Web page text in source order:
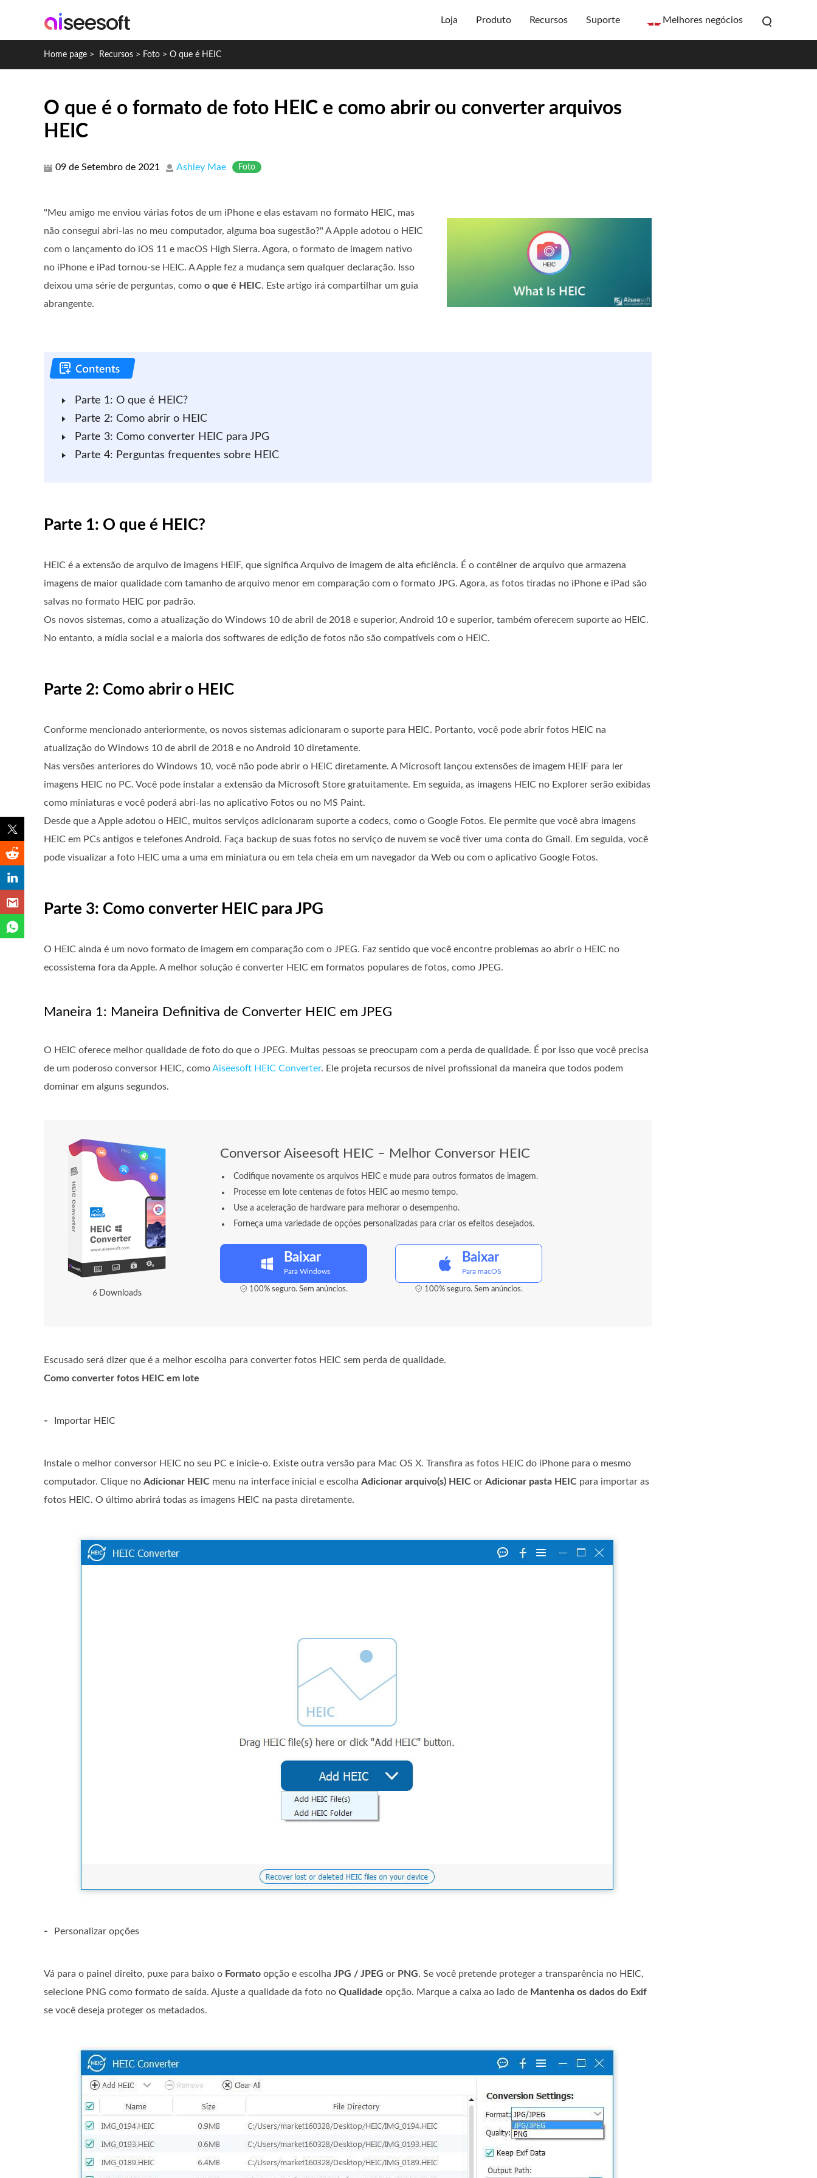
Loja Produto Recursos Suporte Melhores negócios
Home page > Recursos > Foto > O que é HEIC
O que é o formato de foto HEIC e como abrir ou converter arquivos
HEIC
09 de Setembro de 2021 Ashley Mae Foto
"Meu amigo me enviou várias fotos de um iPhone e elas estavam no formato HEIC, mas
não consegui abri-las no meu computador, alguma boa sugestão?" A Apple adotou o HEIC
com o lançamento do iOS 11 e macOS High Sierra. Agora, o formato de imagem nativo
no iPhone e iPad tornou-se HEIC. A Apple fez a mudança sem qualquer declaração. Isso
deixou uma série de perguntas, como o que é HEIC. Este artigo irá compartilhar um guia
abrangente.
Parte 1: O que é HEIC?
Parte 2: Como abrir o HEIC
Parte 3: Como converter HEIC para JPG
Parte 4: Perguntas frequentes sobre HEIC
Parte 1: O que é HEIC?
HEIC é a extensão de arquivo de imagens HEIF, que significa Arquivo de imagem de alta eficiência. É o contêiner de arquivo que armazena
imagens de maior qualidade com tamanho de arquivo menor em comparação com o formato JPG. Agora, as fotos tiradas no iPhone e iPad são
salvas no formato HEIC por padrão.
Os novos sistemas, como a atualização do Windows 10 de abril de 2018 e superior, Android 10 e superior, também oferecem suporte ao HEIC.
No entanto, a mídia social e a maioria dos softwares de edição de fotos não são compatíveis com o HEIC.
Parte 2: Como abrir o HEIC
Conforme mencionado anteriormente, os novos sistemas adicionaram o suporte para HEIC. Portanto, você pode abrir fotos HEIC na
atualização do Windows 10 de abril de 2018 e no Android 10 diretamente.
Nas versões anteriores do Windows 10, você não pode abrir o HEIC diretamente. A Microsoft lançou extensões de imagem HEIF para ler
imagens HEIC no PC. Você pode instalar a extensão da Microsoft Store gratuitamente. Em seguida, as imagens HEIC no Explorer serão exibidas
como miniaturas e você poderá abri-las no aplicativo Fotos ou no MS Paint.
Desde que a Apple adotou o HEIC, muitos serviços adicionaram suporte a codecs, como o Google Fotos. Ele permite que você abra imagens
HEIC em PCs antigos e telefones Android. Faça backup de suas fotos no serviço de nuvem se você tiver uma conta do Gmail. Em seguida, você
pode visualizar a foto HEIC uma a uma em miniatura ou em tela cheia em um navegador da Web ou com o aplicativo Google Fotos.
Parte 3: Como converter HEIC para JPG
O HEIC ainda é um novo formato de imagem em comparação com o JPEG. Faz sentido que você encontre problemas ao abrir o HEIC no
ecossistema fora da Apple. A melhor solução é converter HEIC em formatos populares de fotos, como JPEG.
Maneira 1: Maneira Definitiva de Converter HEIC em JPEG
O HEIC oferece melhor qualidade de foto do que o JPEG. Muitas pessoas se preocupam com a perda de qualidade. É por isso que você precisa
de um poderoso conversor HEIC, comoAiseesoft HEIC Converter. Ele projeta recursos de nível profissional da maneira que todos podem
dominar em alguns segundos.
9 Downloads
Conversor Aiseesoft HEIC – Melhor Conversor HEIC
Codifique novamente os arquivos HEIC e mude para outros formatos de imagem.
Processe em lote centenas de fotos HEIC ao mesmo tempo.
Use a aceleração de hardware para melhorar o desempenho.
Forneça uma variedade de opções personalizadas para criar os efeitos desejados.
Baixar
Para Windows
100% seguro. Sem anúncios.
Baixar
Para macOS
100% seguro. Sem anúncios.
Escusado será dizer que é a melhor escolha para converter fotos HEIC sem perda de qualidade.
Como converter fotos HEIC em lote
- Importar HEIC
Instale o melhor conversor HEIC no seu PC e inicie-o. Existe outra versão para Mac OS X. Transfira as fotos HEIC do iPhone para o mesmo
computador. Clique no Adicionar HEIC menu na interface inicial e escolha Adicionar arquivo(s) HEIC or Adicionar pasta HEIC para importar as
fotos HEIC. O último abrirá todas as imagens HEIC na pasta diretamente.
- Personalizar opções
Vá para o painel direito, puxe para baixo o Formato opção e escolha JPG / JPEG or PNG. Se você pretende proteger a transparência no HEIC,
selecione PNG como formato de saída. Ajuste a qualidade da foto no Qualidade opção. Marque a caixa ao lado de Mantenha os dados do Exif
se você deseja proteger os metadados.